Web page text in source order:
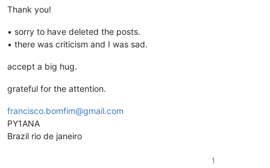
Thank you!
• sorry to have deleted the posts.
• there was criticism and I was sad.
accept a big hug.
grateful for the attention.
francisco.bomfim@gmail.com
PY1ANA
Brazil rio de janeiro
1